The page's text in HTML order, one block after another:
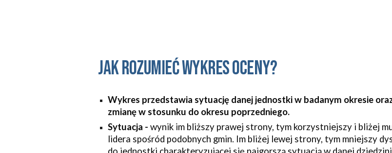
Jak rozumieć wykres oceny?
Wykres przedstawia sytuację danej jednostki w badanym okresie
zmianę w stosunku do okresu poprzedniego.
Sytuacja - wynik im bliższy prawej strony, tym korzystniejszy i bliżej
lidera spośród podobnych gmin. Im bliżej lewej strony, tym mniejszy